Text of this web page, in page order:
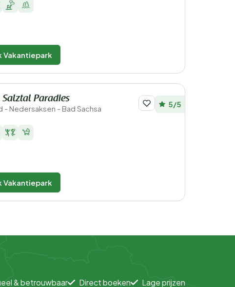
Vakantiepark
Paradies
- Nedersaksen - Bad Sachsa 5/5
Vakantiepark
& betrouwbaar Direct boeken Lage prijzen